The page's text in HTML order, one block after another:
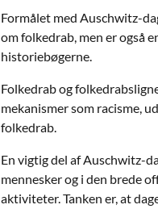
Formålet med Auschwitz-
om folkedrab, men er også
historiebøgerne.
Folkedrab og
mekanismer som racisme,
folkedrab.
En vigtig del af Auschwitz-
mennesker og i den brede
aktiviteter. Tanken er, at